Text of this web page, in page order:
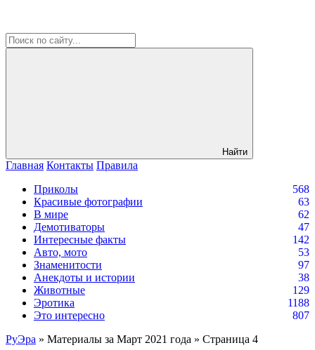
Найти
Главная Контакты Правила
Приколы
568
Красивые фотографии
63
В мире
62
Демотиваторы
47
Интересные факты
142
Авто, мото
53
Знаменитости
97
Анекдоты и истории
38
Животные
129
Эротика
1188
Это интересно
807
РуЭра » Материалы за Март 2021 года » Страница 4